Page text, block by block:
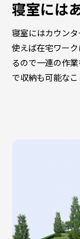
寝室には
寝室にはカウン
使えば在宅ワー
るので一連の作
で収納も可能なこ